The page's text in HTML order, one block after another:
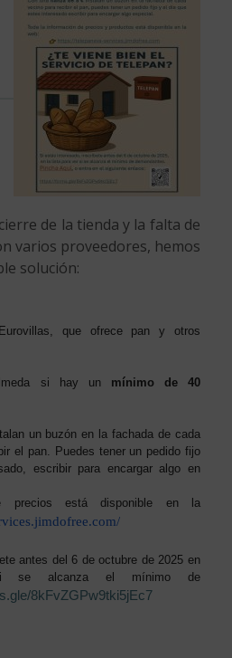
de la tienda y la falta de
varios proveedores, hemos
solución:
que ofrece pan y otros
si hay un mínimo de 40
un buzón en la fachada de cada
el pan. Puedes tener un pedido fijo
escribir para encargar algo en
precios está disponible en la
antes del 6 de octubre de 2025 en
alcanza el mínimo de
gle/8kFvZGPw9tki5jEc7